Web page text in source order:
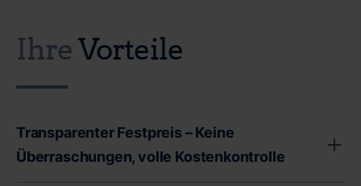
IhreVorteile
Transparenter Festpreis – Keine
Überraschungen, volle Kostenkontrolle